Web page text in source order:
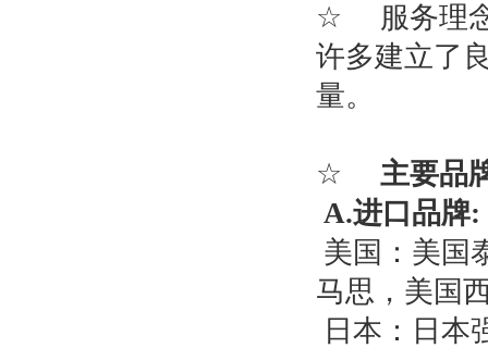
☆
服务理
许多建立了
量。
☆
主要品
A.进口品牌:
美国： 美国
马思，美国
日本： 日本